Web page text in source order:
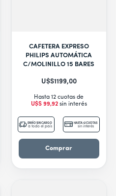
CAFETERA EXPRESO
PHILIPS AUTOMÁTICA
C/MOLINILLO 15 BARES
U$S1199,00
Hasta 12 cuotas de
U$S 99,92sin interés
ENVÍO SIN CARGO
a todo el país
HASTA 12 CUOTAS
sin interés
Comprar